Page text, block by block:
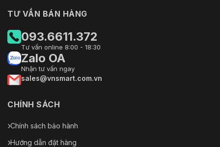
TƯ VẤN BÁN HÀNG
093.6611.372
Tư vấn online 8:00 - 18:30
Zalo OA
Nhận tư vấn ngay
sales@vnsmart.com.vn
CHÍNH SÁCH
Chính sách bảo hành
Hướng dẫn đặt hàng